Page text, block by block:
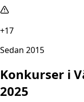
+17
Sedan 2015
Konkurser i
2025